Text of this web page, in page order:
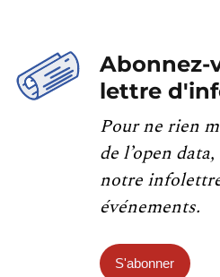
Abonnez-
lettre
Pour ne rien
de l’open
notre
événements.
S'abonner